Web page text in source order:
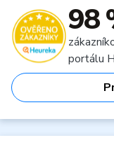
98
portálu